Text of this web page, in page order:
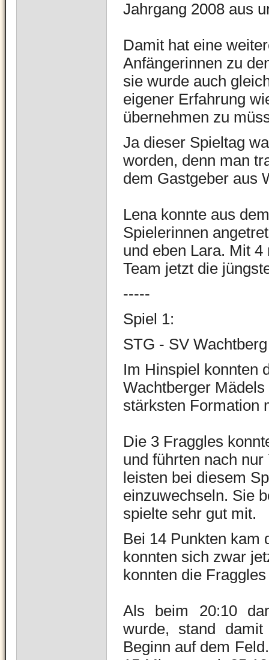
Jahrgang 2008 aus
Damit hat eine
Anfängerinnen zu
sie wurde auch
eigener Erfahrung
übernehmen zu
Ja dieser Spieltag
worden, denn man
dem Gastgeber aus
Lena konnte aus
Spielerinnen
und eben Lara. Mit 4
Team jetzt die
-----
Spiel 1:
STG - SV Wachtberg
Im Hinspiel konnten
Wachtberger
stärksten Formation
Die 3 Fraggles
und führten nach
leisten bei diesem
einzuwechseln. Sie
spielte sehr gut mit.
Bei 14 Punkten kam
konnten sich zwar
konnten die
Als beim 20:10
wurde, stand
Beginn auf dem